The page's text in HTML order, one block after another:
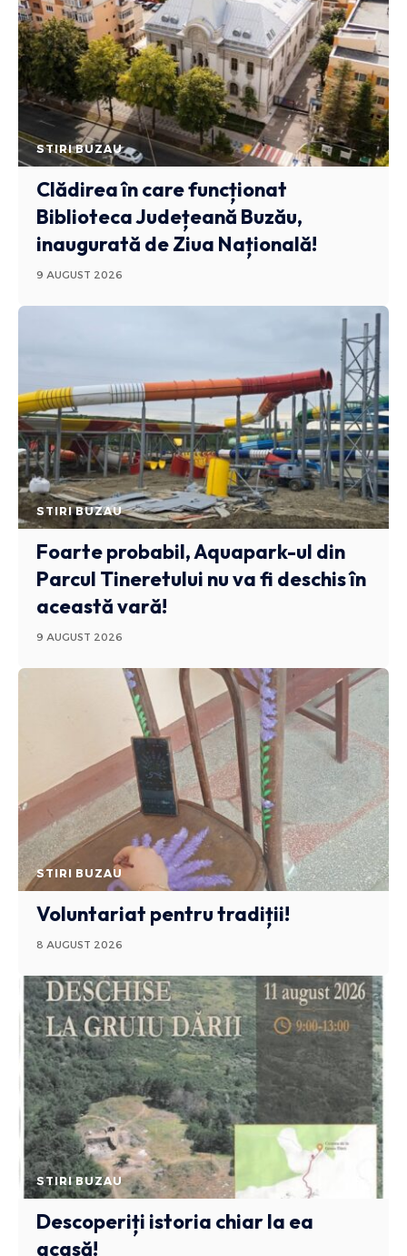
STIRI BUZAU
Clădirea în care funcționat
Biblioteca Județeană Buzău,
inaugurată de Ziua Națională!
9 AUGUST 2026
STIRI BUZAU
Foarte probabil, Aquapark-ul din
Parcul Tineretului nu va fi deschis în
această vară!
9 AUGUST 2026
STIRI BUZAU
Voluntariat pentru tradiții!
8 AUGUST 2026
STIRI BUZAU
Descoperiți istoria chiar la ea
acasă!